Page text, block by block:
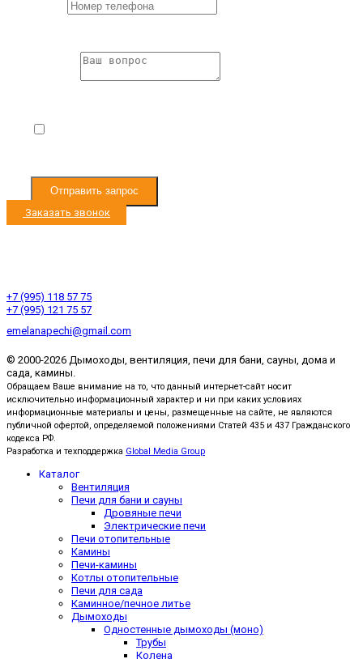
Отправить запрос
Заказать звонок
+7 (995) 118 57 75
+7 (995) 121 75 57
emelanapechi@gmail.com
© 2000-2026 Дымоходы, вентиляция, печи для бани, сауны, дома и
сада, камины.
Обращаем Ваше внимание на то, что данный интернет-сайт носит
исключительно информационный характер и ни при каких условиях
информационные материалы и цены, размещенные на сайте, не являются
публичной офертой, определяемой положениями Статей 435 и 437 Гражданского
кодекса РФ.
Разработка и техподдержка Global Media Group
Каталог
Вентиляция
Печи для бани и сауны
Дровяные печи
Электрические печи
Печи отопительные
Камины
Печи-камины
Котлы отопительные
Печи для сада
Каминное/печное литье
Дымоходы
Одностенные дымоходы (моно)
Трубы
Колена